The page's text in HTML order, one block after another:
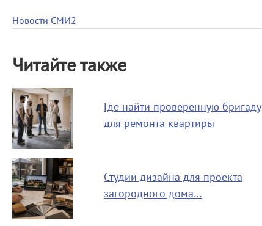
Новости СМИ2
Читайте также
Где найти проверенную бригаду
для ремонта квартиры
Студии дизайна для проекта
загородного дома…